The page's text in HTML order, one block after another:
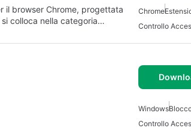
il browser Chrome, progettata
colloca nella categoria…
Chrome
Controllo
Windows
Controllo